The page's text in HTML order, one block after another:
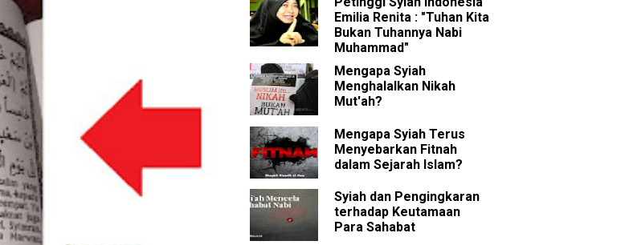
Mengapa Syiah Menghalalkan Nikah Mut'ah?
Syiah dan Penyelewengan dalam Pemahaman tentang Khalifah
Syiah dan Penyimpangan dalam Akidah Islam
Kesalahan Syiah dalam Menyikapi Khalifah Abu Bakar
Syiah dan Konsep Imamah yang Tidak Masuk Akal dalam Islam
Syiah dan Ketidakkonsistenan dalam Konsep Mahdi
Syiah dan Kedustaan tentang Hak Kekhalifahan
Emilia Renita : "Tuhan Kita
Bukan Tuhannya Nabi
Muhammad"
Mengapa Syiah
Menghalalkan Nikah
Mut'ah?
Mengapa Syiah Terus
Menyebarkan Fitnah
dalam Sejarah Islam?
Syiah dan Pengingkaran
terhadap Keutamaan
Para Sahabat